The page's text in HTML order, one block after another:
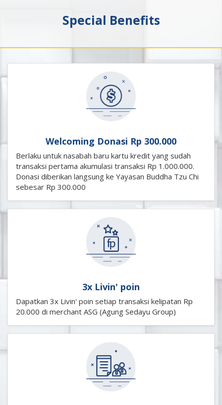
Special Benefits
Welcoming Donasi Rp 300.000
Berlaku untuk nasabah baru kartu kredit yang sudah
transaksi pertama akumulasi transaksi Rp 1.000.000.
Donasi diberikan langsung ke Yayasan Buddha Tzu Chi
sebesar Rp 300.000
3x Livin' poin
Dapatkan 3x Livin' poin setiap transaksi kelipatan Rp
20.000 di merchant ASG (Agung Sedayu Group)